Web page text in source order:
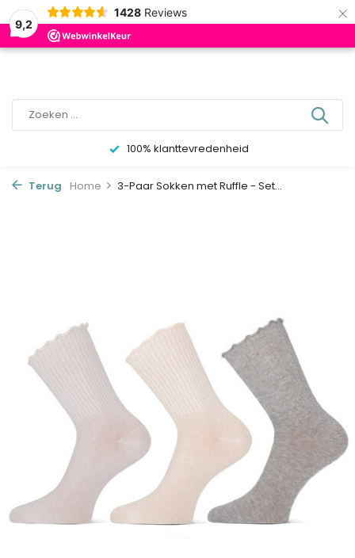
9,2
1428 Reviews ×
0
100% klanttevredenheid
Terug Home 3-Paar Sokken met Ruffle - Set...